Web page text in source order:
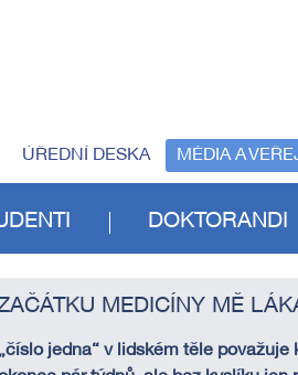
ÚŘEDNÍ DESKA MÉDIA A
DOKTORANDI
MEDICÍNY MĚ
jedna“ v lidském těle považuje